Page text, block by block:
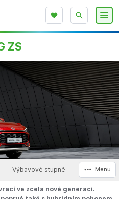
ZS
Výbavové stupně Menu
ve zcela nové generaci.